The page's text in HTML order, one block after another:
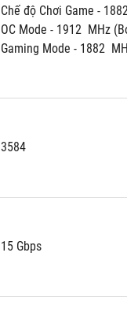
Chế độ Chơi Game -
OC Mode - 1912  MHz
Gaming Mode - 1882
3584
15 Gbps